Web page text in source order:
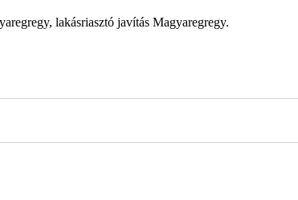
lakásriasztó javítás Magyaregregy.